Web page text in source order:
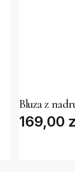
has
multiple
Bluza z
169,00